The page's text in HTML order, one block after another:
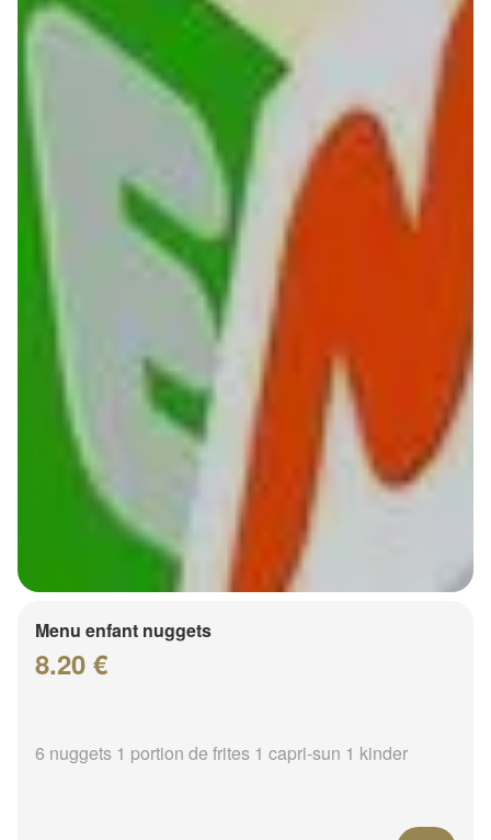
Menu enfant nuggets
8.20 €
6 nuggets 1 portion de frites 1 capri-sun 1 kinder